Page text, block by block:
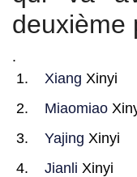
deuxième
.
Xiang Xinyi
Miaomiao
Yajing Xinyi
Jianli Xinyi